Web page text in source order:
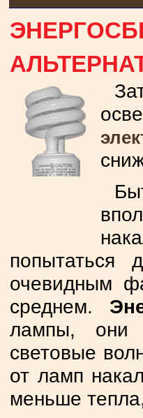
попытаться
очевидным
среднем.
лампы, они
световые
от ламп
меньше